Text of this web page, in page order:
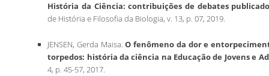
História da Ciência: contribuições de debates
de História e Filosofia da Biologia, v. 13, p. 07, 2019.
JENSEN, Gerda Maisa.O fenômeno da dor e
torpedos: história da ciência na Educação de Jovens e
4, p. 45-57, 2017.